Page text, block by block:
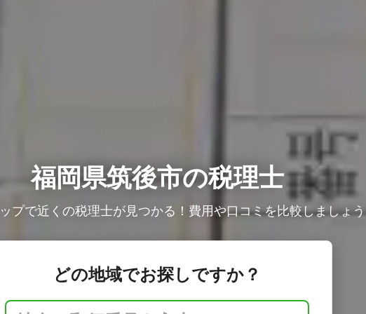
福岡県筑後市の税理士
プで近くの税理士が見つかる！費用や口コミを比較しましょう
どの地域でお探しですか？